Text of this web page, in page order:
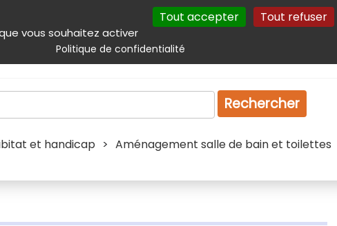
vous souhaitez activer
Tout accepter Tout refuser
Politique de confidentialité
Autres services Plan du site Gestion des
& services Emploi Droit
Rechercher
et handicap > Aménagement salle de bain et toilettes